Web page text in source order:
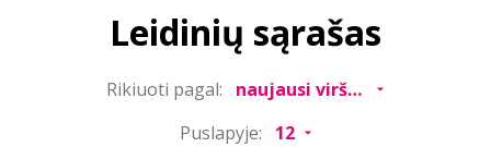
Leidinių sąrašas
Rikiuoti pagal:
Puslapyje: